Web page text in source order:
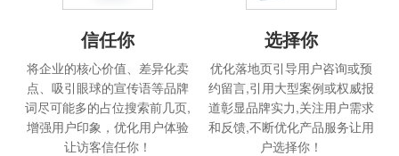
信任你
将企业的核心价值、差异化卖
点、吸引眼球的宣传语等品牌
词尽可能多的占位搜索前几页,
增强用户印象，优化用户体验
让访客信任你！
选择你
优化落地页引导用户咨询或预
约留言,引用大型案例或权威报
道彰显品牌实力,关注用户需求
和反馈,不断优化产品服务让用
户选择你！